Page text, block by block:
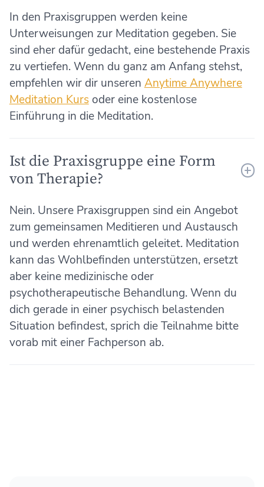
In den Praxisgruppen werden keine
Unterweisungen zur Meditation gegeben. Sie
sind eher dafür gedacht, eine bestehende Praxis
zu vertiefen. Wenn du ganz am Anfang stehst,
empfehlen wir dir unseren Anytime Anywhere
Meditation Kursoder eine kostenlose
Einführung in die Meditation.
Ist die Praxisgruppe eine Form
von Therapie?
Nein. Unsere Praxisgruppen sind ein Angebot
zum gemeinsamen Meditieren und Austausch
und werden ehrenamtlich geleitet. Meditation
kann das Wohlbefinden unterstützen, ersetzt
aber keine medizinische oder
psychotherapeutische Behandlung. Wenn du
dich gerade in einer psychisch belastenden
Situation befindest, sprich die Teilnahme bitte
vorab mit einer Fachperson ab.